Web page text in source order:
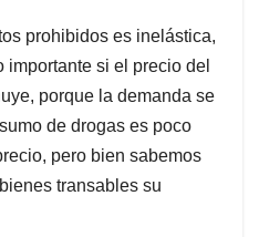
prohibidos es inelástica,
si el precio del
porque la demanda se
de drogas es poco
pero bien sabemos
transables su